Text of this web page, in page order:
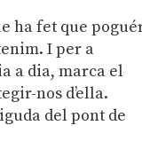
ha fet que
I per a
a dia, marca el
nos d’ella.
del pont de